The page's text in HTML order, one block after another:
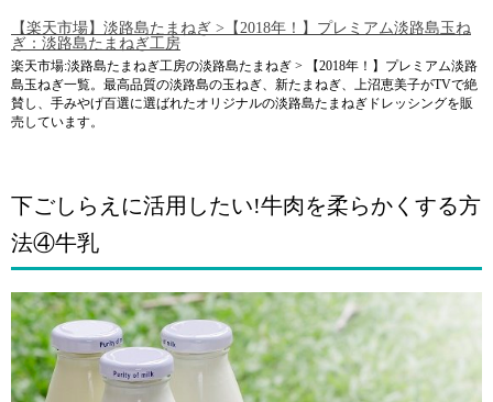
【楽天市場】淡路島たまねぎ >【2018年！】プレミアム淡路島玉ね
ぎ：淡路島たまねぎ工房
楽天市場:淡路島たまねぎ工房の淡路島たまねぎ > 【2018年！】プレミアム淡路
島玉ねぎ一覧。最高品質の淡路島の玉ねぎ、新たまねぎ、上沼恵美子がTVで絶
賛し、手みやげ百選に選ばれたオリジナルの淡路島たまねぎドレッシングを販
売しています。
下ごしらえに活用したい!牛肉を柔らかくする方
法④牛乳